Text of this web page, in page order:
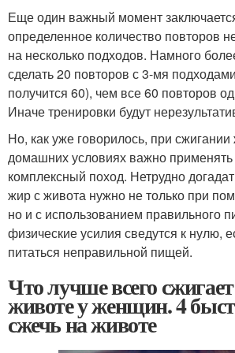
Еще один важный момент
определенное количество повторов
на несколько подходов. Намного
сделать 20 повторов с 3-мя
получится 60), чем все 60 повторов
Иначе тренировки будут
Но, как уже говорилось, при
домашних условиях важно применять
комплексный поход. Нетрудно
жир с живота нужно не только при
но и с использованием правильного
физические усилия сведутся к нулю,
питаться неправильной пищей.
Что лучше всего
животе у женщин. 4
сжечь на животе